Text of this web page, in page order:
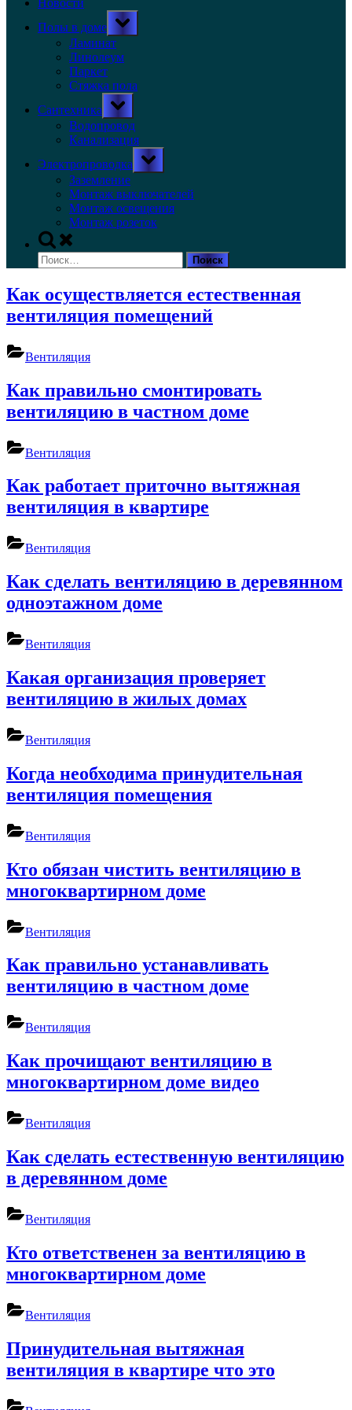
Полы в доме
Toggle
sub-
menu
Ламинат
Линолеум
Паркет
Стяжка пола
Сантехника
Toggle
sub-
menu
Водопровод
Канализация
Электропроводка
Toggle
sub-
Заземление
Монтаж выключателей
Монтаж освещения
Монтаж розеток
Toggle
search
form
Найти:
Как осуществляется естественная
вентиляция помещений
Вентиляция
Как правильно смонтировать
вентиляцию в частном доме
Вентиляция
Как работает приточно вытяжная
вентиляция в квартире
Вентиляция
Как сделать вентиляцию в деревянном
одноэтажном доме
Вентиляция
Какая организация проверяет
вентиляцию в жилых домах
Вентиляция
Когда необходима принудительная
вентиляция помещения
Вентиляция
Кто обязан чистить вентиляцию в
многоквартирном доме
Вентиляция
Как правильно устанавливать
вентиляцию в частном доме
Вентиляция
Как прочищают вентиляцию в
многоквартирном доме видео
Вентиляция
Как сделать естественную вентиляцию
в деревянном доме
Вентиляция
Кто ответственен за вентиляцию в
многоквартирном доме
Вентиляция
Принудительная вытяжная
вентиляция в квартире что это